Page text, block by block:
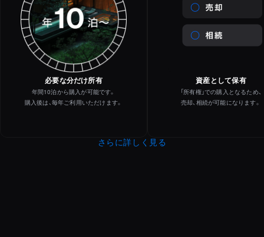
必要な分だけ所有
年間10泊から購入が可能です。
購入後は、毎年ご利用いただけます。
資産として保有
「所有権」での購入となるため、
売却、相続が可能になります。
さらに詳しく見る